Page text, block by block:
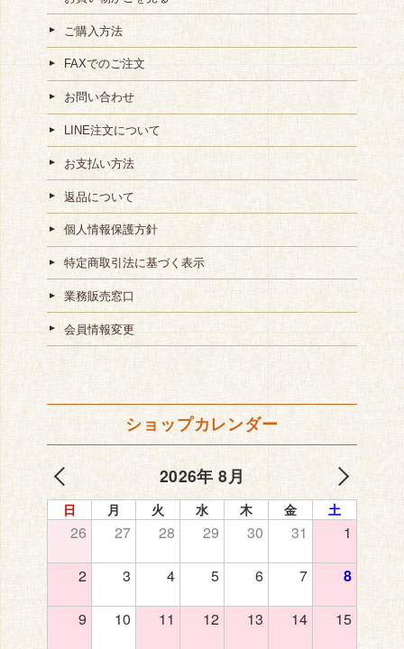
ご購入方法
FAXでのご注文
お問い合わせ
LINE注文について
お支払い方法
返品について
個人情報保護方針
特定商取引法に基づく表示
業務販売窓口
会員情報変更
ショップカレンダー
2026年 8月
日 月 火 水 木 金 土
26 27 28 29 30 31 1
2 3 4 5 6 7 8
9 10 11 12 13 14 15